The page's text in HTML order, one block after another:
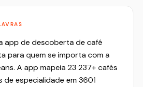
app de descoberta de café
para quem se importa com a
A app mapeia 23 237+ cafés
especialidade em 3601